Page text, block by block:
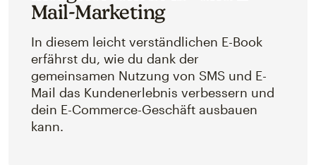
Mail-Marketing
In diesem leicht verständlichen E-Book
erfährst du, wie du dank der
gemeinsamen Nutzung von SMS und E-
Mail das Kundenerlebnis verbessern und
dein E-Commerce-Geschäft ausbauen
kann.